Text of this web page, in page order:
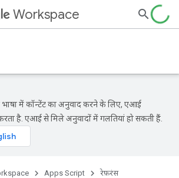
Workspace
में कॉन्टेंट का अनुवाद करने के लिए, एआई
है. एआई से मिले अनुवादों में गलतियां हो सकती हैं.
Apps Script रेफ़रंस